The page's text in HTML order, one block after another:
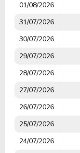
01/08/2026
31/07/2026
30/07/2026
29/07/2026
28/07/2026
27/07/2026
26/07/2026
25/07/2026
24/07/2026